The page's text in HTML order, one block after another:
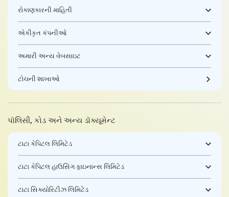
રોકાણકારની માહિતી
એકીકૃત કંપનીઓ
અમારી અન્ય વેબસાઇટ
ટોચની શાખાઓ
પૉલિસી, કોડ અને અન્ય ડૉક્યૂમેન્ટ
ટાટા કેપિટલ લિમિટેડ
ટાટા કેપિટલ હાઉસિંગ ફાઇનાન્સ લિમિટેડ
ટાટા સિક્યોરિટીઝ લિમિટેડ